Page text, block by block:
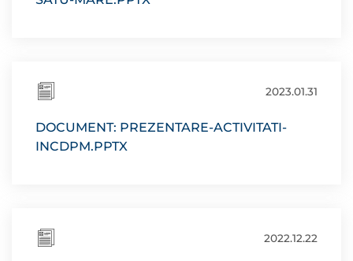
2023.01.31
DOCUMENT: PREZENTARE-ACTIVITATI-
INCDPM.PPTX
2022.12.22